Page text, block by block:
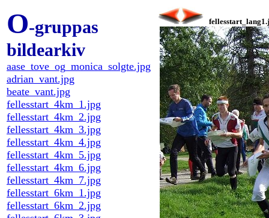
O-gruppas
bildearkiv
aase_tove_og_monica_solgte.jpg
adrian_vant.jpg
beate_vant.jpg
fellesstart_4km_1.jpg
fellesstart_4km_2.jpg
fellesstart_4km_3.jpg
fellesstart_4km_4.jpg
fellesstart_4km_5.jpg
fellesstart_4km_6.jpg
fellesstart_4km_7.jpg
fellesstart_6km_1.jpg
fellesstart_6km_2.jpg